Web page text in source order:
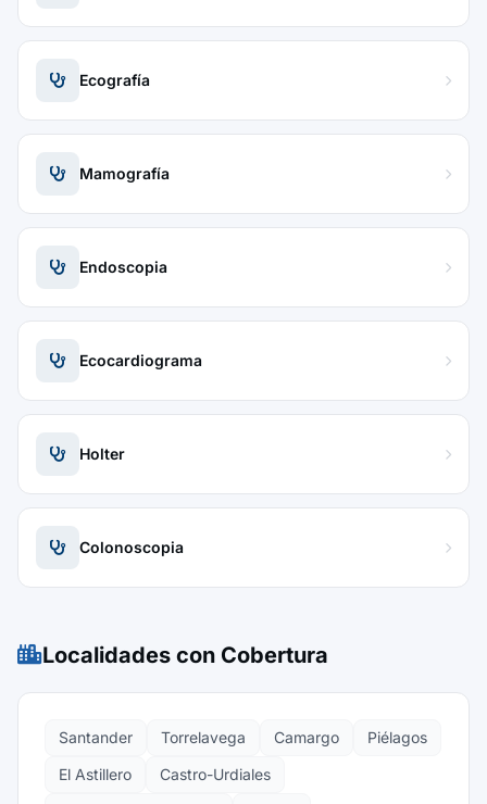
Ecografía
Mamografía
Endoscopia
Ecocardiograma
Holter
Colonoscopia
Localidades con Cobertura
Santander Torrelavega Camargo
Piélagos
El Astillero
Castro-Urdiales